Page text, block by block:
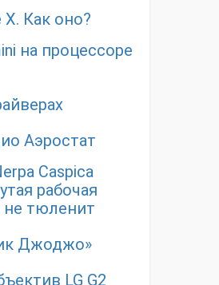
Как оно?
на процессоре
Аэростат
Caspica
рабочая
не тюленит
Джоджо»
LG G2